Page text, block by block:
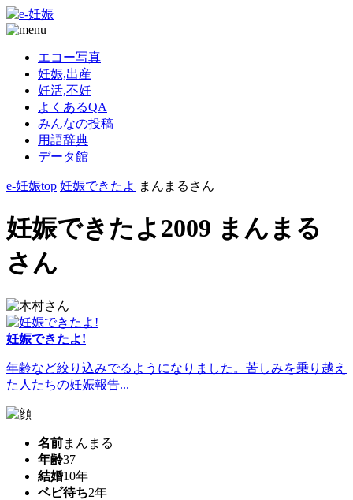
エコー写真
妊娠,出産
妊活,不妊
よくあるQA
みんなの投稿
用語辞典
データ館
e-妊娠top 妊娠できたよ まんまるさん
妊娠できたよ2009 まんまる
さん
妊娠できたよ!
年齢など絞り込みでるようになりました。苦しみを乗り越え
た人たちの妊娠報告...
名前まんまる
年齢37
結婚10年
ベビ待ち2年